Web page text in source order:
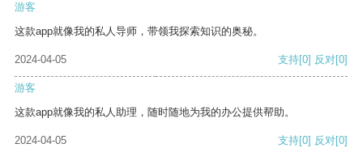
游客
这款app就像我的私人导师，带领我探索知识的奥秘。
2024-04-05 支持[0] 反对[0]
游客
这款app就像我的私人助理，随时随地为我的办公提供帮助。
2024-04-05 支持[0] 反对[0]